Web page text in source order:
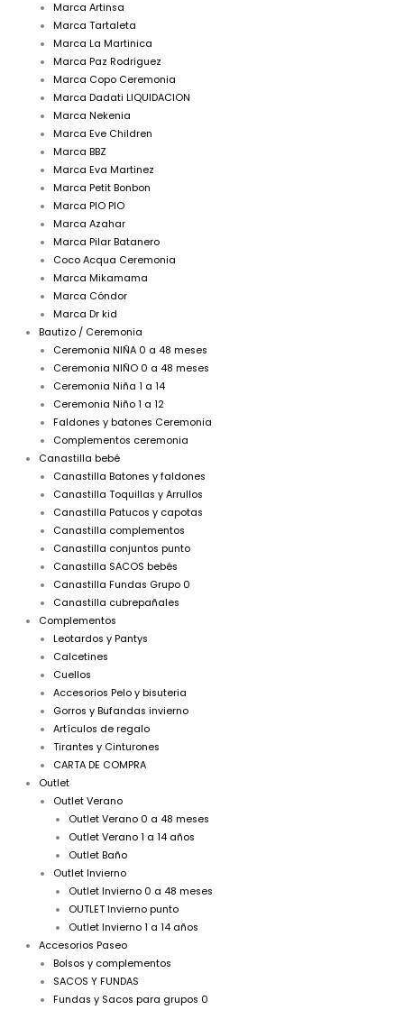
Marca Artinsa
Marca Tartaleta
Marca La Martinica
Marca Paz Rodriguez
Marca Copo Ceremonia
Marca Dadati LIQUIDACION
Marca Nekenia
Marca Eve Children
Marca BBZ
Marca Eva Martinez
Marca Petit Bonbon
Marca PIO PIO
Marca Azahar
Marca Pilar Batanero
Coco Acqua Ceremonia
Marca Mikamama
Marca Cóndor
Marca Dr kid
Bautizo / Ceremonia
Ceremonia NIÑA 0 a 48 meses
Ceremonia NIÑO 0 a 48 meses
Ceremonia Niña 1 a 14
Ceremonia Niño 1 a 12
Faldones y batones Ceremonia
Complementos ceremonia
Canastilla bebé
Canastilla Batones y faldones
Canastilla Toquillas y Arrullos
Canastilla Patucos y capotas
Canastilla complementos
Canastilla conjuntos punto
Canastilla SACOS bebés
Canastilla Fundas Grupo 0
Canastilla cubrepañales
Complementos
Leotardos y Pantys
Calcetines
Cuellos
Accesorios Pelo y bisuteria
Gorros y Bufandas invierno
Artículos de regalo
Tirantes y Cinturones
CARTA DE COMPRA
Outlet
Outlet Verano
Outlet Verano 0 a 48 meses
Outlet Verano 1 a 14 años
Outlet Baño
Outlet Invierno
Outlet Invierno 0 a 48 meses
OUTLET Invierno punto
Outlet Invierno 1 a 14 años
Accesorios Paseo
Bolsos y complementos
SACOS Y FUNDAS
Fundas y Sacos para grupos 0